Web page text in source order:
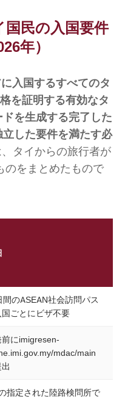
民の入国要件
年）
入国するすべてのタ
を証明する有効なタ
を生成する完了した
した要件を満たす必
タイからの旅行者が
のをまとめたもので
間のASEAN社会訪問パス
ごとにビザ不要
前にimigresen-
mdac/main
指定された陸路検問所で